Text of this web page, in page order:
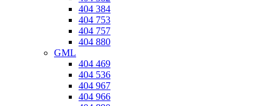
404 384
404 753
404 757
404 880
GML
404 469
404 536
404 967
404 966